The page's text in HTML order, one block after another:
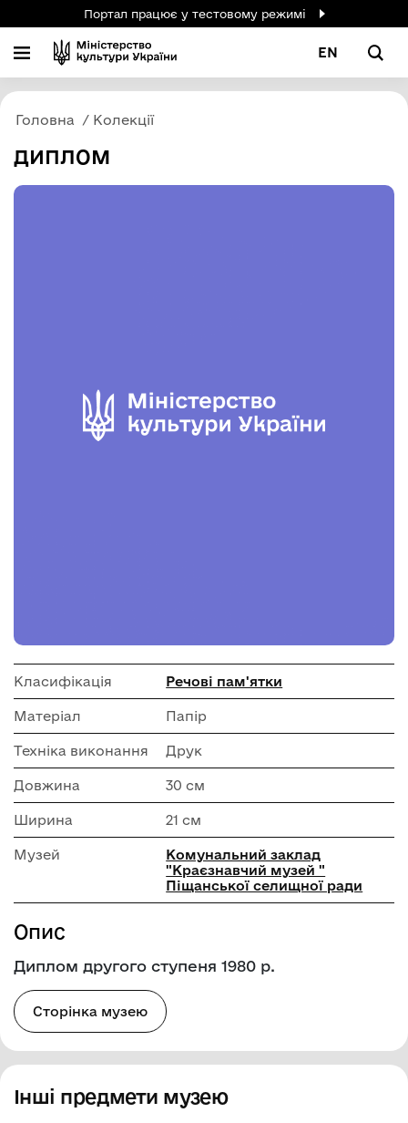
Портал працює у тестовому режимі
EN
Головна Колекції
ДИПЛОМ
Класифікація Речові пам'ятки
Матеріал Папір
Техніка виконання Друк
Довжина 30 см
Ширина 21 см
Музей
Комунальний заклад
"Краєзнавчий музей "
Піщанської селищної ради
Опис
Диплом другого ступеня 1980 р.
Сторінка музею
Інші предмети музею